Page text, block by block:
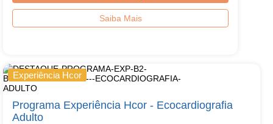
Saiba Mais
Experiência Hcor
Programa Experiência Hcor - Ecocardiografia
Adulto